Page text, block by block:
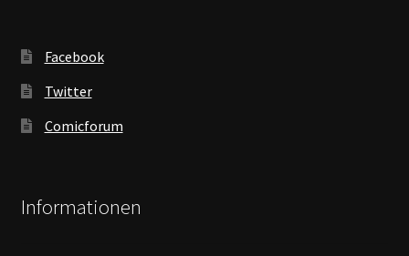
Facebook
Twitter
Comicforum
Informationen